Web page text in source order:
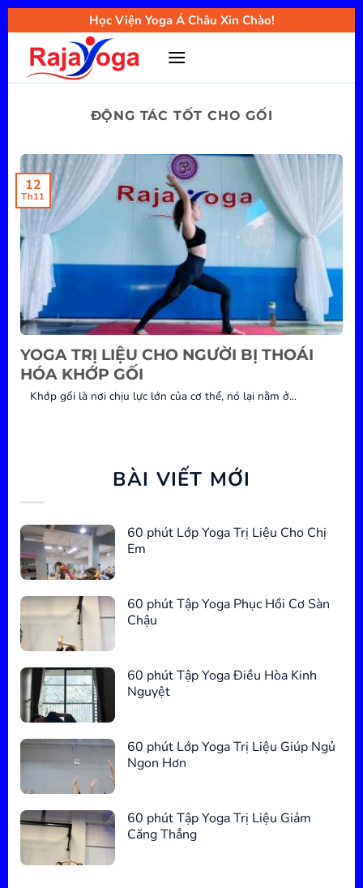
Bỏ
qua
nội
Học Viện Yoga Á Châu Xin Chào!
ĐỘNG TÁC TỐT CHO GỐI
YOGA TRỊ LIỆU CHO NGƯỜI BỊ THOÁI
HÓA KHỚP GỐI
Khớp gối là nơi chịu lực lớn của cơ thể, nó lại nằm ở...
12
Th11
BÀI VIẾT MỚI
60 phút Lớp Yoga Trị Liệu Cho Chị
Em
60 phút Tập Yoga Phục Hồi Cơ Sàn
Chậu
60 phút Tập Yoga Điều Hòa Kinh
Nguyệt
60 phút Lớp Yoga Trị Liệu Giúp Ngủ
Ngon Hơn
60 phút Tập Yoga Trị Liệu Giảm
Căng Thẳng